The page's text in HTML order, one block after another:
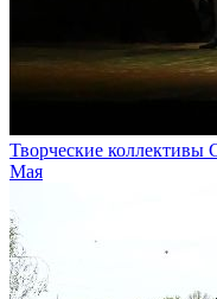
Творческие коллективы
Мая